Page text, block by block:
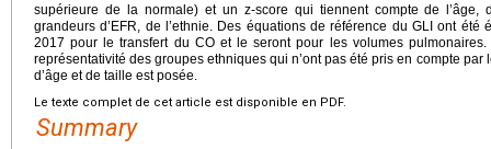
supérieure de la normale) et un z-score qui tiennent compte de
grandeurs d’EFR, de l’ethnie. Des équations de référence du GLI ont
2017 pour le transfert du CO et le seront pour les volumes
représentativité des groupes ethniques qui n’ont pas été pris en compte par
d’âge et de taille est posée.
Le texte complet de cet article est disponible en PDF.
Summary